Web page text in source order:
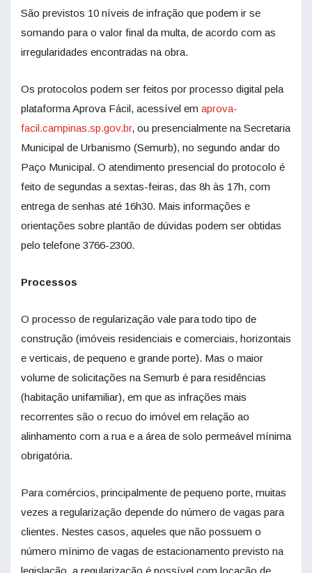
São previstos 10 níveis de infração que podem ir se
somando para o valor final da multa, de acordo com as
irregularidades encontradas na obra.
Os protocolos podem ser feitos por processo digital pela
plataforma Aprova Fácil, acessível em aprova-
facil.campinas.sp.gov.br, ou presencialmente na Secretaria
Municipal de Urbanismo (Semurb), no segundo andar do
Paço Municipal. O atendimento presencial do protocolo é
feito de segundas a sextas-feiras, das 8h às 17h, com
entrega de senhas até 16h30. Mais informações e
orientações sobre plantão de dúvidas podem ser obtidas
pelo telefone 3766-2300.
Processos
O processo de regularização vale para todo tipo de
construção (imóveis residenciais e comerciais, horizontais
e verticais, de pequeno e grande porte). Mas o maior
volume de solicitações na Semurb é para residências
(habitação unifamiliar), em que as infrações mais
recorrentes são o recuo do imóvel em relação ao
alinhamento com a rua e a área de solo permeável mínima
obrigatória.
Para comércios, principalmente de pequeno porte, muitas
vezes a regularização depende do número de vagas para
clientes. Nestes casos, aqueles que não possuem o
número mínimo de vagas de estacionamento previsto na
legislação, a regularização é possível com locação de